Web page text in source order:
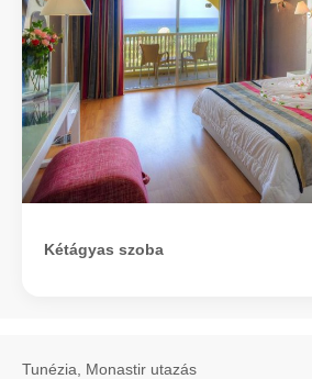
Kétágyas szoba
Tunézia, Monastir utazás